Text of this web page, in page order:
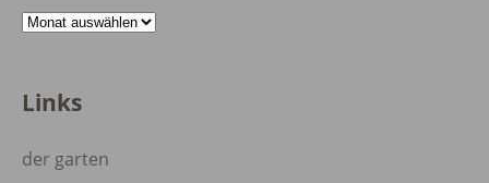
Archiv
Links
der garten